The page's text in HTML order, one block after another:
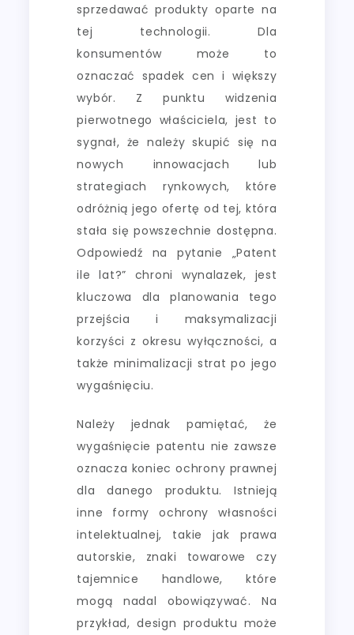
sprzedawać produkty oparte na
tej technologii. Dla
konsumentów może to
oznaczać spadek cen i większy
wybór. Z punktu widzenia
pierwotnego właściciela, jest to
sygnał, że należy skupić się na
nowych innowacjach lub
strategiach rynkowych, które
odróżnią jego ofertę od tej, która
stała się powszechnie dostępna.
Odpowiedź na pytanie „Patent
ile lat?” chroni wynalazek, jest
kluczowa dla planowania tego
przejścia i maksymalizacji
korzyści z okresu wyłączności, a
także minimalizacji strat po jego
wygaśnięciu.
Należy jednak pamiętać, że
wygaśnięcie patentu nie zawsze
oznacza koniec ochrony prawnej
dla danego produktu. Istnieją
inne formy ochrony własności
intelektualnej, takie jak prawa
autorskie, znaki towarowe czy
tajemnice handlowe, które
mogą nadal obowiązywać. Na
przykład, design produktu może